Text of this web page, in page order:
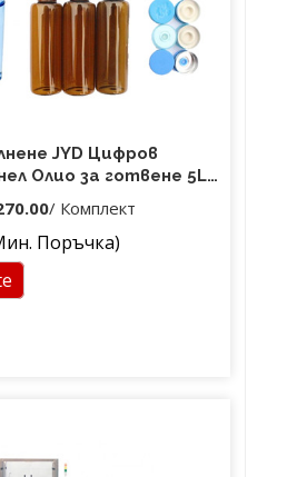
JYD Цифров
Олио за готвене 5L
Соев сос Алкохолна
за пълнене
/ Комплект
Поръчка)